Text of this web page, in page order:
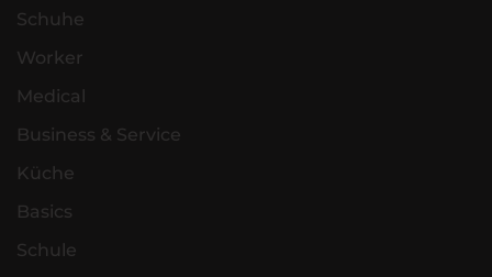
Schuhe
Worker
Medical
Business & Service
Küche
Basics
Schule